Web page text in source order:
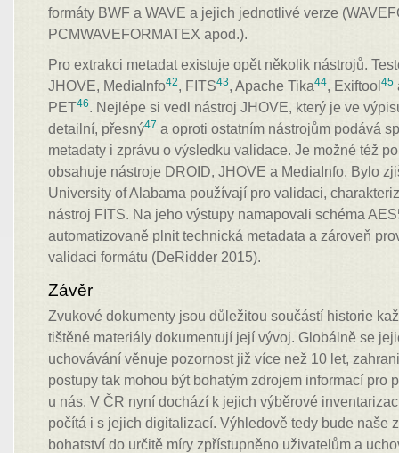
formáty BWF a WAVE a jejich jednotlivé verze
PCMWAVEFORMATEX apod.).
Pro extrakci metadat existuje opět několik nástrojů.
JHOVE, MediaInfo42, FITS43, Apache Tika44, Exiftool45
PET46. Nejlépe si vedl nástroj JHOVE, který je ve
detailní, přesný47 a oproti ostatním nástrojům podává
metadaty i zprávu o výsledku validace. Je možné též
obsahuje nástroje DROID, JHOVE a MediaInfo. Bylo
University of Alabama používají pro validaci,
nástroj FITS. Na jeho výstupy namapovali schéma
automatizovaně plnit technická metadata a zároveň
validaci formátu (DeRidder 2015).
Závěr
Zvukové dokumenty jsou důležitou součástí historie
tištěné materiály dokumentují její vývoj. Globálně se
uchovávání věnuje pozornost již více než 10 let,
postupy tak mohou být bohatým zdrojem informací pro
u nás. V ČR nyní dochází k jejich výběrové
počítá i s jejich digitalizací. Výhledově tedy bude naše
bohatství do určitě míry zpřístupněno uživatelům a